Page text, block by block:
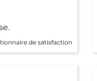
de satisfaction